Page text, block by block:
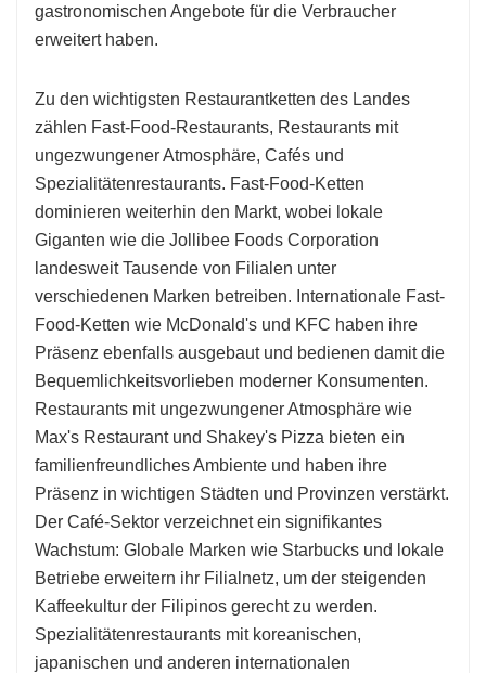
gastronomischen Angebote für die Verbraucher
erweitert haben.
Zu den wichtigsten Restaurantketten des Landes
zählen Fast-Food-Restaurants, Restaurants mit
ungezwungener Atmosphäre, Cafés und
Spezialitätenrestaurants. Fast-Food-Ketten
dominieren weiterhin den Markt, wobei lokale
Giganten wie die Jollibee Foods Corporation
landesweit Tausende von Filialen unter
verschiedenen Marken betreiben. Internationale Fast-
Food-Ketten wie McDonald's und KFC haben ihre
Präsenz ebenfalls ausgebaut und bedienen damit die
Bequemlichkeitsvorlieben moderner Konsumenten.
Restaurants mit ungezwungener Atmosphäre wie
Max's Restaurant und Shakey's Pizza bieten ein
familienfreundliches Ambiente und haben ihre
Präsenz in wichtigen Städten und Provinzen verstärkt.
Der Café-Sektor verzeichnet ein signifikantes
Wachstum: Globale Marken wie Starbucks und lokale
Betriebe erweitern ihr Filialnetz, um der steigenden
Kaffeekultur der Filipinos gerecht zu werden.
Spezialitätenrestaurants mit koreanischen,
japanischen und anderen internationalen